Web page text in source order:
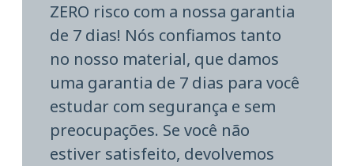
ZERO risco com a nossa garantia
de 7 dias! Nós confiamos tanto
no nosso material, que damos
uma garantia de 7 dias para você
estudar com segurança e sem
preocupações. Se você não
estiver satisfeito, devolvemos